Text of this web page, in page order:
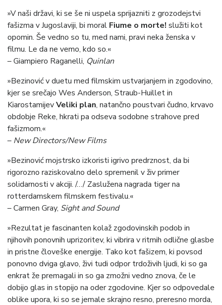
»V naši državi, ki se še ni uspela sprijazniti z grozodejstvi
fašizma v Jugoslaviji, bi moral Fiume o morte! služiti kot
opomin. Še vedno so tu, med nami, pravi neka ženska v
filmu. Le da ne vemo, kdo so.«
– Giampiero Raganelli, Quinlan
»Bezinović v duetu med filmskim ustvarjanjem in zgodovino,
kjer se srečajo Wes Anderson, Straub-Huillet in
KiarostamijevVeliki plan, natančno poustvari čudno, krvavo
obdobje Reke, hkrati pa odseva sodobne strahove pred
fašizmom.«
– New Directors/New Films
»Bezinović mojstrsko izkoristi igrivo predrznost, da bi
rigorozno raziskovalno delo spremenil v živ primer
solidarnosti v akciji. /…/ Zaslužena nagrada tiger na
rotterdamskem filmskem festivalu.«
– Carmen Gray, Sight and Sound
»Rezultat je fascinanten kolaž zgodovinskih podob in
njihovih ponovnih uprizoritev, ki vibrira v ritmih odlične glasbe
in pristne človeške energije. Tako kot fašizem, ki povsod
ponovno dviga glavo, živi tudi odpor trdoživih ljudi, ki so ga
enkrat že premagali in so ga zmožni vedno znova, če le
dobijo glas in stopijo na oder zgodovine. Kjer so odpovedale
oblike upora, ki so se jemale skrajno resno, preresno morda,